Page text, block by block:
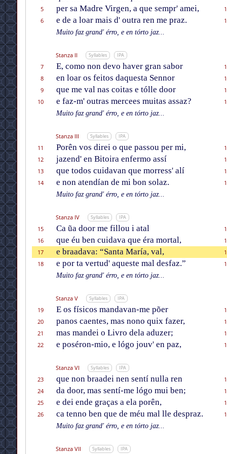
5
per sa Madre Virgen, a que sempr' amei,
6
e de a loar mais d' outra ren me praz.
Muito faz grand' érro, e en tórto jaz...
Stanza II Syllables IPA
7 E, como non devo haver gran sabor
8
en loar os feitos daquesta Sennor
9
que me val nas coitas e tólle door
10
e faz-m' outras mercees muitas assaz?
Muito faz grand' érro, e en tórto jaz...
Stanza III Syllables IPA
11 Porên vos direi o que passou per mi,
12
jazend' en Bitoira enfermo assí
13
que todos cuidavan que morress' alí
14
e non atendían de mi bon solaz.
Muito faz grand' érro, e en tórto jaz...
Stanza IV Syllables IPA
15 Ca ũa door me fillou i atal
16
que éu ben cuidava que éra mortal,
17
e braadava: “Santa María, val,
18
e por ta vertud' aqueste mal desfaz.”
Muito faz grand' érro, e en tórto jaz...
Stanza V Syllables IPA
19 E os físicos mandavan-me põer
20
panos caentes, mas nono quix fazer,
21
mas mandei o Livro dela aduzer;
22
e poséron-mio, e lógo jouv' en paz,
Stanza VI Syllables IPA
23 que non braadei nen sentí nulla ren
24
da door, mas sentí-me lógo mui ben;
25
e dei ende graças a ela porên,
26
ca tenno ben que de méu mal lle despraz.
Muito faz grand' érro, e en tórto jaz...
Stanza VII Syllables IPA